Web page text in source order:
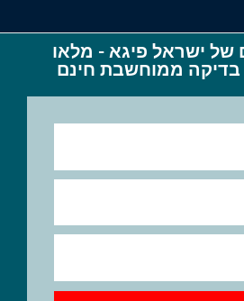
של ישראל פיגא - מלאו
בדיקה ממוחשבת חינם